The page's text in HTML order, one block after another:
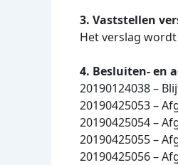
3. Vaststellen
Het verslag
4. Besluiten- en
20190124038 –
20190425053 –
20190425054 –
20190425055 –
20190425056 –